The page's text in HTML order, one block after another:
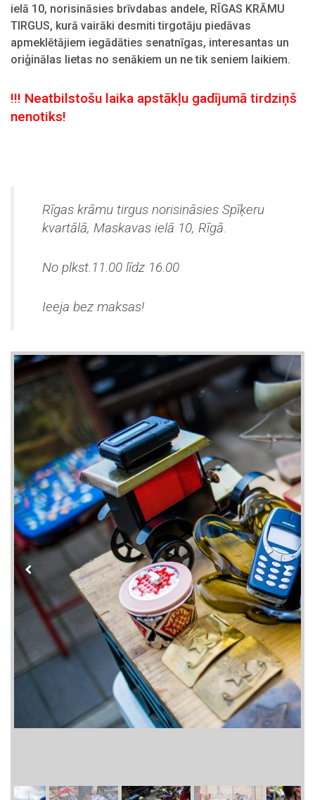
ielā 10, norisināsies brīvdabas andele, RĪGAS KRĀMU
TIRGUS, kurā vairāki desmiti tirgotāju piedāvas
apmeklētājiem iegādāties senatnīgas, interesantas un
oriģinālas lietas no senākiem un ne tik seniem laikiem.
!!! Neatbilstošu laika apstākļu gadījumā tirdziņš
nenotiks!
Rīgas krāmu tirgus norisināsies Spīķeru
kvartālā, Maskavas ielā 10, Rīgā.
No plkst.11.00 līdz 16.00
Ieeja bez maksas!